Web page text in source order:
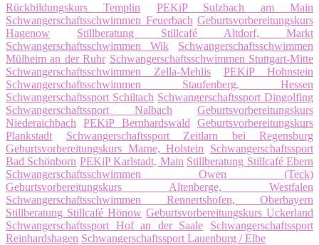
Rückbildungskurs Templin
PEKiP Sulzbach am Main
Schwangerschaftsschwimmen Feuerbach Geburtsvorbereitungskurs
Hagenow
Stillberatung Stillcafé Altdorf, Markt
Schwangerschaftsschwimmen Wik
Schwangerschaftsschwimmen
Mülheim an der Ruhr Schwangerschaftsschwimmen Stuttgart-Mitte
Schwangerschaftsschwimmen Zella-Mehlis
PEKiP Hohnstein
Schwangerschaftsschwimmen Staufenberg, Hessen
Schwangerschaftssport Schiltach Schwangerschaftssport Dingolfing
Schwangerschaftssport Nalbach
Geburtsvorbereitungskurs
Niederaichbach
PEKiP Bernhardswald
Geburtsvorbereitungskurs
Plankstadt
Schwangerschaftssport Zeitlarn bei Regensburg
Geburtsvorbereitungskurs Marne, Holstein
Schwangerschaftssport
Bad Schönborn PEKiP Karlstadt, Main Stillberatung Stillcafé Ebern
Schwangerschaftsschwimmen Owen (Teck)
Geburtsvorbereitungskurs Altenberge, Westfalen
Schwangerschaftsschwimmen Rennertshofen, Oberbayern
Stillberatung Stillcafé Hönow Geburtsvorbereitungskurs Uckerland
Schwangerschaftssport Hof an der Saale
Schwangerschaftssport
Reinhardshagen Schwangerschaftssport Lauenburg / Elbe